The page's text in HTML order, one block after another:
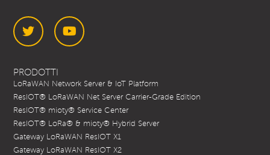
PRODOTTI
LoRaWAN Network Server & IoT Platform
ResIOT® LoRaWAN Net Server Carrier-Grade Edition
ResIOT® mioty® Service Center
ResIOT® LoRa® & mioty® Hybrid Server
Gateway LoRaWAN ResIOT X1
Gateway LoRaWAN ResIOT X2